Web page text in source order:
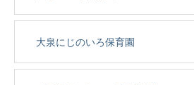
大泉にじのいろ保育園